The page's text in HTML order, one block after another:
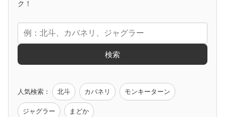
アニメタイアップ
エヴァ コードギアス 化物語 炎炎ノ消防隊
モンハン バイオ ペルソナ
ク！
検索
人気検索： 北斗 カバネリ モンキーターン
ジャグラー まどか